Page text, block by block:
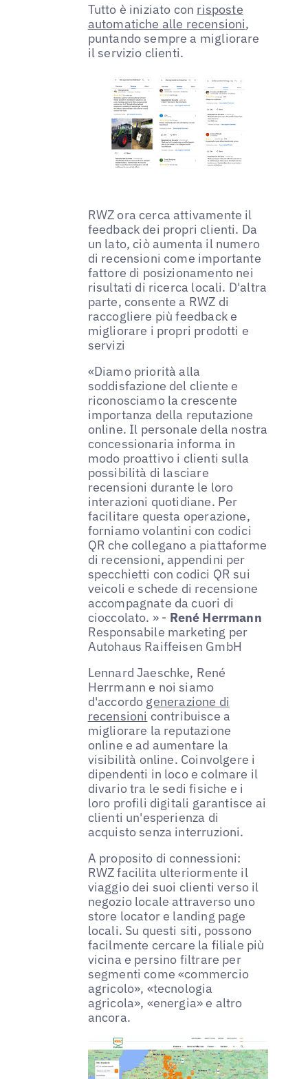
Tutto è iniziato con risposte
automatiche alle recensioni,
puntando sempre a migliorare
il servizio clienti.
RWZ ora cerca attivamente il
feedback dei propri clienti. Da
un lato, ciò aumenta il numero
di recensioni come importante
fattore di posizionamento nei
risultati di ricerca locali. D'altra
parte, consente a RWZ di
raccogliere più feedback e
migliorare i propri prodotti e
servizi
«Diamo priorità alla
soddisfazione del cliente e
riconosciamo la crescente
importanza della reputazione
online. Il personale della nostra
concessionaria informa in
modo proattivo i clienti sulla
possibilità di lasciare
recensioni durante le loro
interazioni quotidiane. Per
facilitare questa operazione,
forniamo volantini con codici
QR che collegano a piattaforme
di recensioni, appendini per
specchietti con codici QR sui
veicoli e schede di recensione
accompagnate da cuori di
cioccolato. » - René Herrmann
Responsabile marketing per
Autohaus Raiffeisen GmbH
Lennard Jaeschke, René
Herrmann e noi siamo
d'accordo generazione di
recensioni contribuisce a
migliorare la reputazione
online e ad aumentare la
visibilità online. Coinvolgere i
dipendenti in loco e colmare il
divario tra le sedi fisiche e i
loro profili digitali garantisce ai
clienti un'esperienza di
acquisto senza interruzioni.
A proposito di connessioni:
RWZ facilita ulteriormente il
viaggio dei suoi clienti verso il
negozio locale attraverso uno
store locator e landing page
locali. Su questi siti, possono
facilmente cercare la filiale più
vicina e persino filtrare per
segmenti come «commercio
agricolo», «tecnologia
agricola», «energia» e altro
ancora.